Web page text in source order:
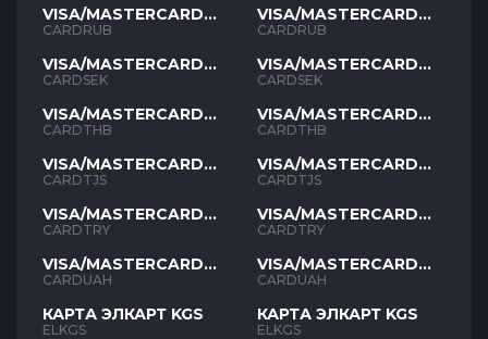
VISA/MASTERCARD
RUB
CARDRUB
VISA/MASTERCARD
SEK
CARDSEK
VISA/MASTERCARD
THB
CARDTHB
VISA/MASTERCARD
TJS
CARDTJS
VISA/MASTERCARD
TYR
CARDTRY
VISA/MASTERCARD
UAH
CARDUAH
КАРТА ЭЛКАРТ KGS
ELKGS
VISA/MASTERCARD
RUB
CARDRUB
VISA/MASTERCARD
SEK
CARDSEK
VISA/MASTERCARD
THB
CARDTHB
VISA/MASTERCARD
TJS
CARDTJS
VISA/MASTERCARD
TYR
CARDTRY
VISA/MASTERCARD
UAH
CARDUAH
КАРТА ЭЛКАРТ KGS
ELKGS